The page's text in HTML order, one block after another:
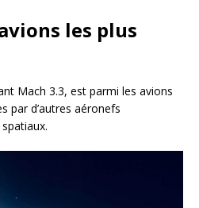
les plus
Mach 3.3, est parmi les avions
par d’autres aéronefs